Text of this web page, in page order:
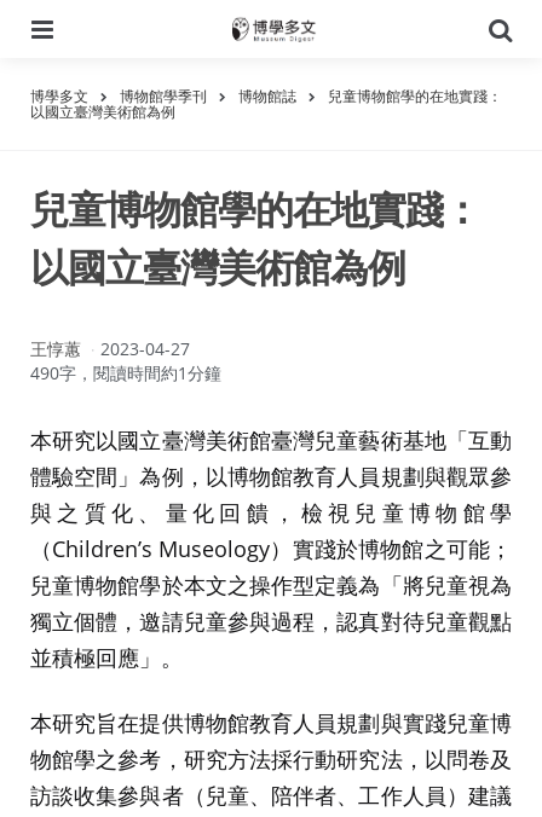
尋
博學多文 博物館學季刊 博物館誌 兒童博物館學的在地實踐：
以國立臺灣美術館為例
兒童博物館學的在地實踐：
以國立臺灣美術館為例
作
者：
王惇蕙
2023-04-27
490字，閱讀時間約1分鐘
本研究以國立臺灣美術館臺灣兒童藝術基地「互動
體驗空間」為例，以博物館教育人員規劃與觀眾參
與之質化、量化回饋，檢視兒童博物館學
（Children’s Museology）實踐於博物館之可能；
兒童博物館學於本文之操作型定義為「將兒童視為
獨立個體，邀請兒童參與過程，認真對待兒童觀點
並積極回應」。
本研究旨在提供博物館教育人員規劃與實踐兒童博
物館學之參考，研究方法採行動研究法，以問卷及
訪談收集參與者（兒童、陪伴者、工作人員）建議